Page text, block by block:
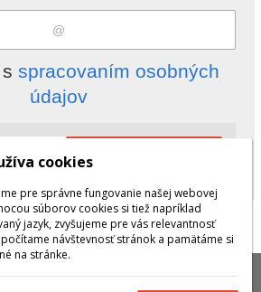
spracovaním osobných
údajov
|www.wexbo.com|Prihlásiť
cookies
pre správne fungovanie našej webovej
súborov cookies si tiež napríklad
jazyk, zvyšujeme pre vás relevantnosť
návštevnosť stránok a pamätáme si
na stránke.